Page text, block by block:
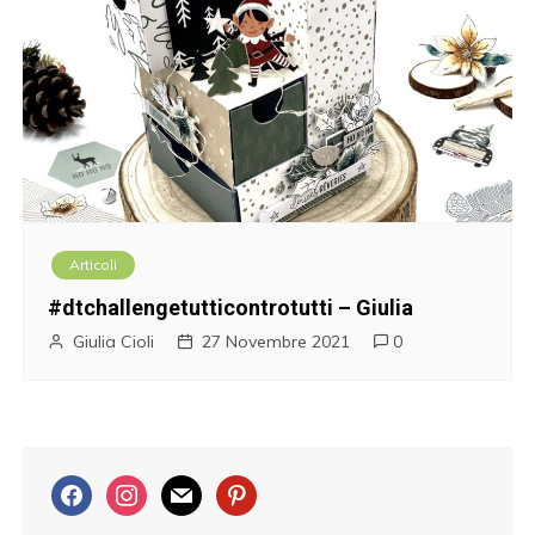
Articoli
#dtchallengetutticontrotutti – Giulia
Giulia Cioli 27 Novembre 2021 0
f
a
i
n
m
a
p